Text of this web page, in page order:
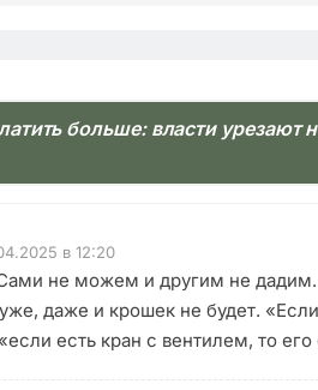
больше: власти
в 12:20
не можем и другим не
даже и крошек не будет.
есть кран с вентилем, то